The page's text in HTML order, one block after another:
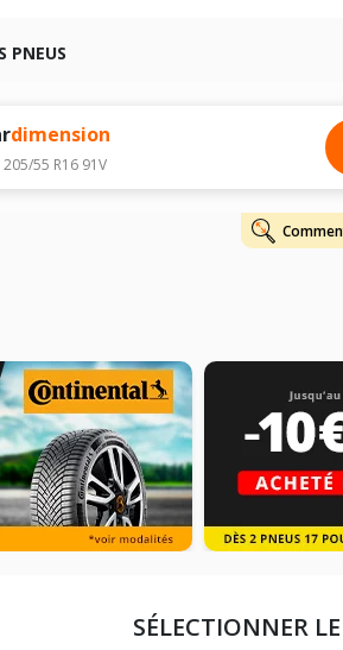
le modèle de votre véhicule ci-dessous :
PNEUS
dimension
205/55 R16 91V
SÉLECTIONNER